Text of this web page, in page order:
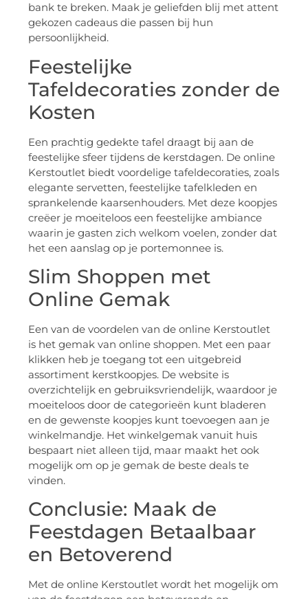
bank te breken. Maak je geliefden blij met attent
gekozen cadeaus die passen bij hun
persoonlijkheid.
Feestelijke
Tafeldecoraties zonder de
Kosten
Een prachtig gedekte tafel draagt bij aan de
feestelijke sfeer tijdens de kerstdagen. De online
Kerstoutlet biedt voordelige tafeldecoraties, zoals
elegante servetten, feestelijke tafelkleden en
sprankelende kaarsenhouders. Met deze koopjes
creëer je moeiteloos een feestelijke ambiance
waarin je gasten zich welkom voelen, zonder dat
het een aanslag op je portemonnee is.
Slim Shoppen met
Online Gemak
Een van de voordelen van de online Kerstoutlet
is het gemak van online shoppen. Met een paar
klikken heb je toegang tot een uitgebreid
assortiment kerstkoopjes. De website is
overzichtelijk en gebruiksvriendelijk, waardoor je
moeiteloos door de categorieën kunt bladeren
en de gewenste koopjes kunt toevoegen aan je
winkelmandje. Het winkelgemak vanuit huis
bespaart niet alleen tijd, maar maakt het ook
mogelijk om op je gemak de beste deals te
vinden.
Conclusie: Maak de
Feestdagen Betaalbaar
en Betoverend
Met de online Kerstoutlet wordt het mogelijk om